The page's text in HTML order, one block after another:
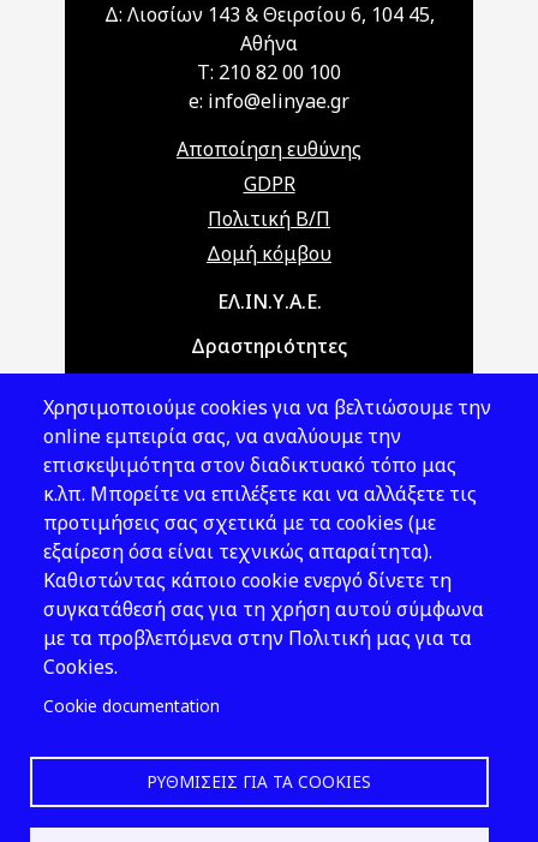
Δ: Λιοσίων 143 & Θειρσίου 6, 104 45,
Αθήνα
T: 210 82 00 100
e: info@elinyae.gr
Αποποίηση ευθύνης
GDPR
Πολιτική Β/Π
Δομή κόμβου
Main navigationΕΛ.ΙΝ.Υ.Α.Ε.
Δραστηριότητες
Νομοθεσία
Εκδόσεις
Νέα - Εκδηλώσεις
Ακολουθήστε μας
Χρησιμοποιούμε cookies για να βελτιώσουμε την
online εμπειρία σας, να αναλύουμε την
επισκεψιμότητα στον διαδικτυακό τόπο μας
κ.λπ. Μπορείτε να επιλέξετε και να αλλάξετε τις
προτιμήσεις σας σχετικά με τα cookies (με
εξαίρεση όσα είναι τεχνικώς απαραίτητα).
Καθιστώντας κάποιο cookie ενεργό δίνετε τη
συγκατάθεσή σας για τη χρήση αυτού σύμφωνα
με τα προβλεπόμενα στην Πολιτική μας για τα
Cookies.
Cookie documentation
ΡΥΘΜΊΣΕΙΣ ΓΙΑ ΤΑ COOKIES